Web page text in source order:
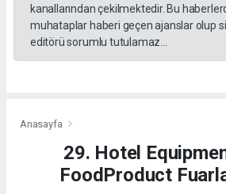
kanallarından çekilmektedir. Bu
muhataplar haberi geçen ajanslar olup
editörü sorumlu tutulamaz...
Anasayfa
29. Hotel
FoodProduct